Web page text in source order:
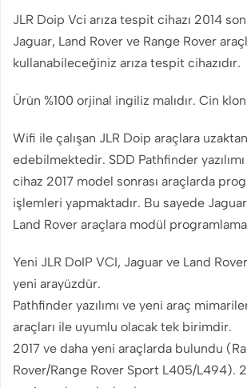
JLR Doip Vci arıza tespit cihazı 2014
Jaguar, Land Rover ve Range Rover
kullanabileceğiniz arıza tespit cihazıdır.
Ürün %100 orjinal ingiliz malıdır. Cin
Wifi ile çalışan JLR Doip araçlara
edebilmektedir. SDD Pathfinder
cihaz 2017 model sonrası araçlarda
işlemleri yapmaktadır. Bu sayede
Land Rover araçlara modül
Yeni JLR DoIP VCI, Jaguar ve Land
yeni arayüzdür.
Pathfinder yazılımı ve yeni araç
araçları ile uyumlu olacak tek birimdir.
2017 ve daha yeni araçlarda bulundu
Rover/Range Rover Sport L405/L494).